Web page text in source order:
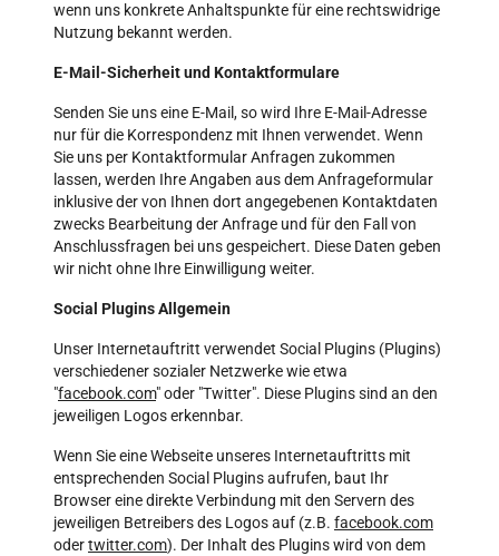
wenn uns konkrete Anhaltspunkte für eine rechtswidrige
Nutzung bekannt werden.
E-Mail-Sicherheit und Kontaktformulare
Senden Sie uns eine E-Mail, so wird Ihre E-Mail-Adresse
nur für die Korrespondenz mit Ihnen verwendet. Wenn
Sie uns per Kontaktformular Anfragen zukommen
lassen, werden Ihre Angaben aus dem Anfrageformular
inklusive der von Ihnen dort angegebenen Kontaktdaten
zwecks Bearbeitung der Anfrage und für den Fall von
Anschlussfragen bei uns gespeichert. Diese Daten geben
wir nicht ohne Ihre Einwilligung weiter.
Social Plugins Allgemein
Unser Internetauftritt verwendet Social Plugins (Plugins)
verschiedener sozialer Netzwerke wie etwa
"facebook.com" oder "Twitter". Diese Plugins sind an den
jeweiligen Logos erkennbar.
Wenn Sie eine Webseite unseres Internetauftritts mit
entsprechenden Social Plugins aufrufen, baut Ihr
Browser eine direkte Verbindung mit den Servern des
jeweiligen Betreibers des Logos auf (z.B. facebook.com
odertwitter.com). Der Inhalt des Plugins wird von dem